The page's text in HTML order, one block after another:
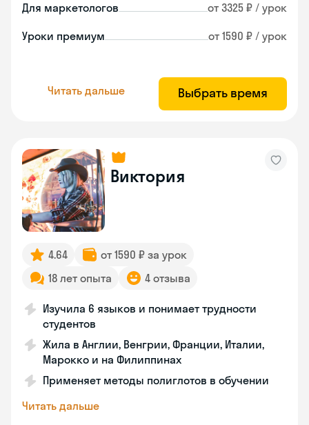
Для маркетологов от 3325 ₽ / урок
Уроки премиум от 1590 ₽ / урок
Читать дальше Выбрать время
Виктория
4.64
от 1590 ₽ за урок
18 лет опыта
4 отзыва
Изучила 6 языков и понимает трудности
студентов
Жила в Англии, Венгрии, Франции, Италии,
Марокко и на Филиппинах
Применяет методы полиглотов в обучении
Читать дальше